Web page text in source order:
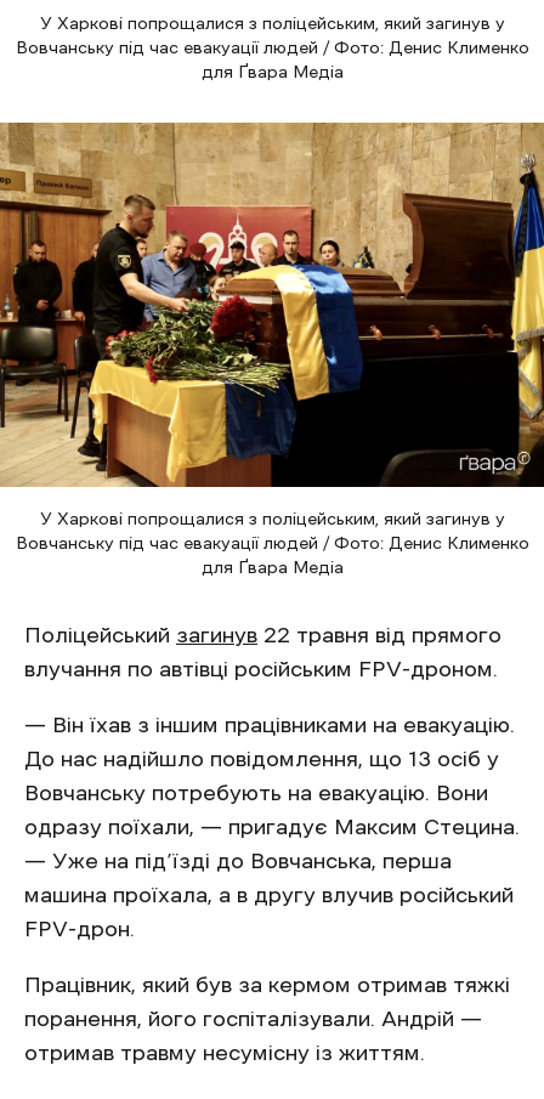
У Харкові попрощалися з поліцейським, який загинув у
Вовчанську під час евакуації людей / Фото: Денис Клименко
для Ґвара Медіа
У Харкові попрощалися з поліцейським, який загинув у
Вовчанську під час евакуації людей / Фото: Денис Клименко
для Ґвара Медіа
Поліцейський загинув 22 травня від прямого
влучання по автівці російським FPV-дроном.
— Він їхав з іншим працівниками на евакуацію.
До нас надійшло повідомлення, що 13 осіб у
Вовчанську потребують на евакуацію. Вони
одразу поїхали, — пригадує Максим Стецина.
— Уже на під’їзді до Вовчанська, перша
машина проїхала, а в другу влучив російський
FPV-дрон.
Працівник, який був за кермом отримав тяжкі
поранення, його госпіталізували. Андрій —
отримав травму несумісну із життям.